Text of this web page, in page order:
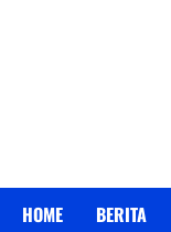
HOME BERITA